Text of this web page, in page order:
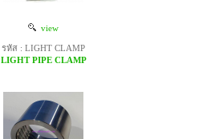
view
รหัส : LIGHT CLAMP
LIGHT PIPE CLAMP